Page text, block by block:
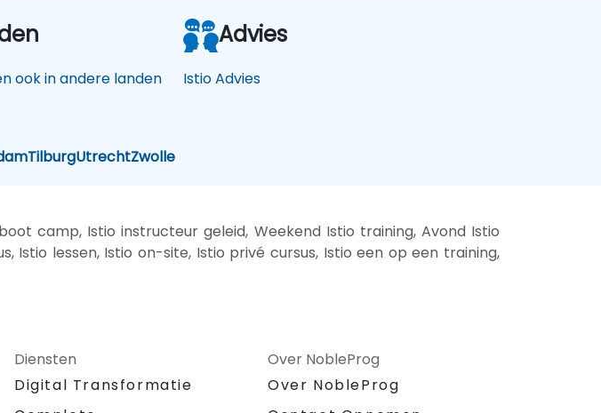
TilburgUtrechtZwolle
ook in andere landen
Advies
Istio Advies
camp, Istio instructeur geleid, Weekend Istio training, Avond Istio
Istio lessen, Istio on-site, Istio privé cursus, Istio een op een training,
Diensten
Digital Transformatie
Over NobleProg
Over NobleProg